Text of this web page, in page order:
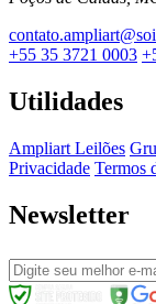
+55 35 3721 0003
Utilidades
Ampliart Leilões
Privacidade Termos
Newsletter